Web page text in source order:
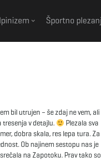
Športno
bil utrujen – še zdaj ne vem,
tresenja v detajlu.
Plezala sva
dobra skala, res lepa tura.
Ob najinem sestopu nas je
na Zapotoku. Prav tako